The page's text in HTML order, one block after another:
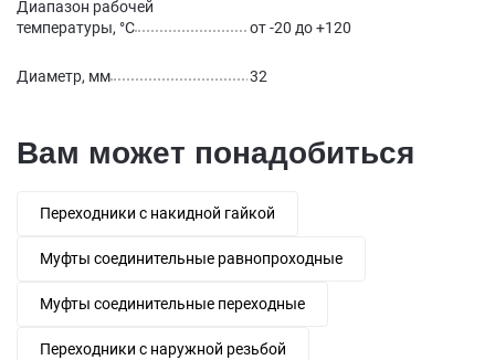
Диапазон рабочей
температуры, °С
от -20 до +120
Диаметр, мм 32
Вам может понадобиться
Переходники с накидной гайкой
Муфты соединительные равнопроходные
Муфты соединительные переходные
Переходники с наружной резьбой